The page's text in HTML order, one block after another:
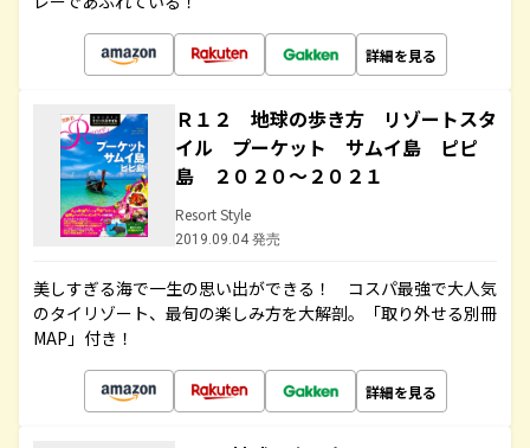
詳細を見る
Ｒ１２ 地球の歩き方 リゾートスタ
イル プーケット サムイ島 ピピ
島 ２０２０～２０２１
Resort Style
2019.09.04 発売
美しすぎる海で一生の思い出ができる！ コスパ最強で大人気
のタイリゾート、最旬の楽しみ方を大解剖。「取り外せる別冊
MAP」付き！
詳細を見る